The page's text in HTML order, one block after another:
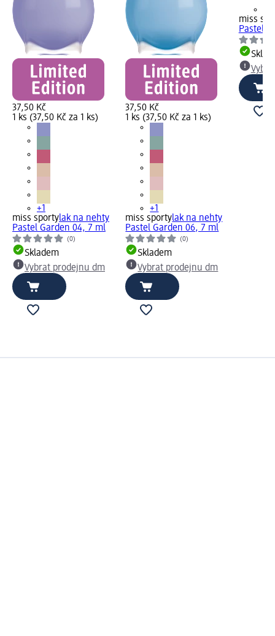
37,50 Kč
1 ks (37,50 Kč za 1 ks)
+1
miss sportylak na nehty
Pastel Garden 04, 7 ml
(0)
Skladem
Vybrat prodejnu dm
37,50 Kč
1 ks (37,50 Kč za 1 ks)
+1
miss sportylak na nehty
Pastel Garden 06, 7 ml
(0)
Skladem
Vybrat prodejnu dm
miss
Pastel